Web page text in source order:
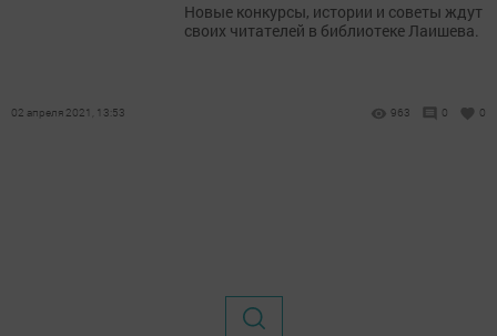
​​​​​​​Новые конкурсы, истории и советы ждут
своих читателей в библиотеке Лаишева.
02 апреля 2021, 13:53 963 0 0